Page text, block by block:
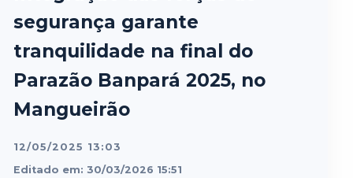
segurança garante
tranquilidade na final do
Parazão Banpará 2025, no
Mangueirão
12/05/2025 13:03
Editado em: 30/03/2026 15:51